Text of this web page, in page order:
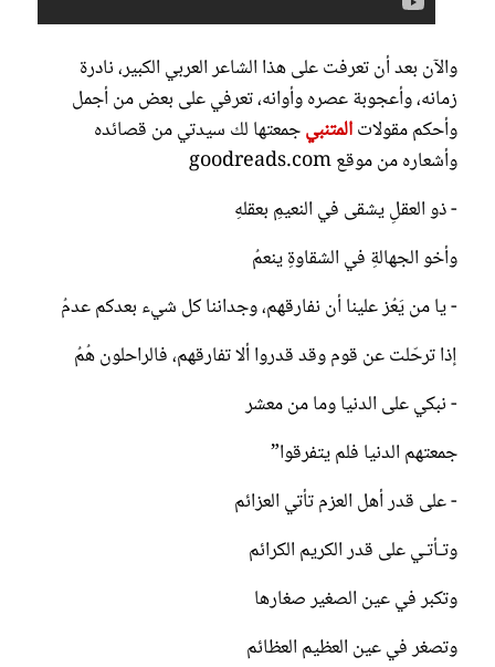
والآن بعد أن تعرفت على هذا الشاعر العربي الكبير، نادرة
زمانه، وأعجوبة عصره وأوانه، تعرفي على بعض من أجمل
وأحكم مقولاتالمتنبيجمعتها لك سيدتي من قصائده
وأشعاره من موقع goodreads.com
- ذو العقلِ يشقى في النعيمِ بعقلهِ
وأخو الجهالةِ في الشقاوةِ ينعمُ
- يا من يَعُز علينا أن نفارقهم، وجداننا كل شيء بعدكم عدمُ
إذا ترحّلت عن قوم وقد قدروا ألا تفارقهم، فالراحلون هُمُ
- نبكي على الدنيا وما من معشر
جمعتهم الدنيا فلم يتفرقوا”
- على قدر أهل العزم تأتي العزائم
وتـأتـي على قدر الكريم الكرائم
وتكبر في عين الصغير صغارها
وتصغر في عين العظيم العظائم